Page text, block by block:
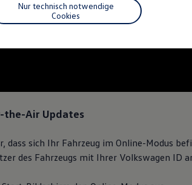
the-Air Updates
dass sich Ihr Fahrzeug im Online-Modus
des Fahrzeugs mit Ihrer Volkswagen ID
Nur technisch notwendige
Cookies